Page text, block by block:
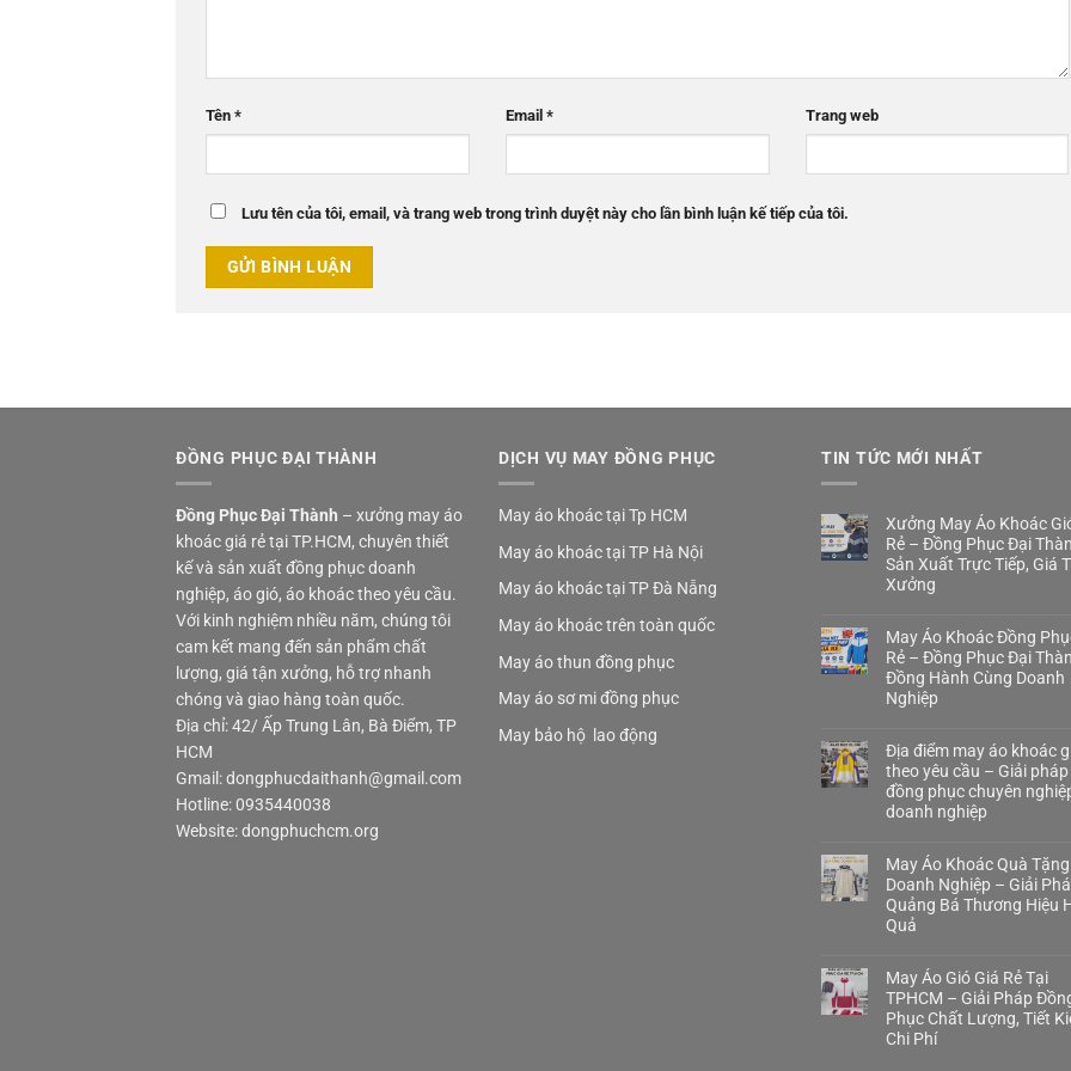
Tên * Email * Trang web
Lưu tên của tôi, email, và trang web trong trình duyệt này cho lần bình luận kế tiếp của tôi.
ĐỒNG PHỤC ĐẠI THÀNH
Đồng Phục Đại Thành – xưởng may áo
khoác giá rẻ tại TP.HCM, chuyên thiết
kế và sản xuất đồng phục doanh
nghiệp, áo gió, áo khoác theo yêu cầu.
Với kinh nghiệm nhiều năm, chúng tôi
cam kết mang đến sản phẩm chất
lượng, giá tận xưởng, hỗ trợ nhanh
chóng và giao hàng toàn quốc.
Địa chỉ: 42/ Ấp Trung Lân, Bà Điểm, TP
HCM
Gmail: dongphucdaithanh@gmail.com
Hotline: 0935440038
Website: dongphuchcm.org
DỊCH VỤ MAY ĐỒNG PHỤC
May áo khoác tại Tp HCM
May áo khoác tại TP Hà Nội
May áo khoác tại TP Đà Nẵng
May áo khoác trên toàn quốc
May áo thun đồng phục
May áo sơ mi đồng phục
May bảo hộ lao động
TIN TỨC MỚI NHẤT
Xưởng May Áo Khoác
Rẻ – Đồng Phục Đại
Sản Xuất Trực Tiếp, Giá
Xưởng
May Áo Khoác Đồng
Rẻ – Đồng Phục Đại
Đồng Hành Cùng Doanh
Nghiệp
Địa điểm may áo khoác
theo yêu cầu – Giải pháp
đồng phục chuyên
doanh nghiệp
May Áo Khoác Quà Tặng
Doanh Nghiệp – Giải
Quảng Bá Thương Hiệu
Quả
May Áo Gió Giá Rẻ Tại
TPHCM – Giải Pháp
Phục Chất Lượng, Tiết
Chi Phí